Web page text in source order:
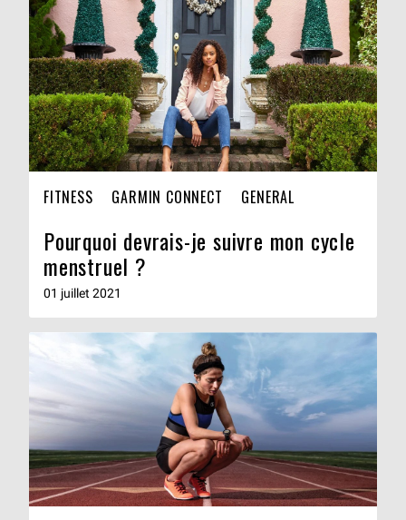
FITNESS GARMIN CONNECT GENERAL
Pourquoi devrais-je suivre mon cycle
menstruel ?
01 juillet 2021